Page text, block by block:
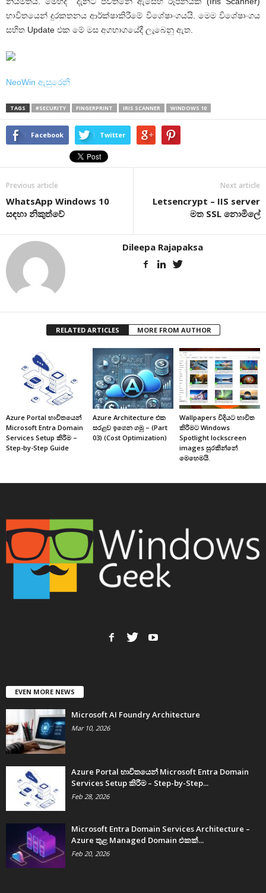
භාවිතයෙන් දුරකතනය ආර්ක්ෂාකිරීමේ විශේෂාංගයයි. මෙම විශේෂාංගය
සහිත Update එක මේ මස අගභාගයේදී ලැබෙනු ඇත.
NeoWin ඇසුරෙනි
TAGS #SECURITY FINGERPRINT IRIS SCANNER WINDOWS 10
Facebook Twitter
Previous article
WhatsApp Windows 10
සඳහා නිකුත්වේ
Next article
Letsencrypt – IIS server
මත SSL නොමිලේ
Dileepa Rajapaksa
RELATED ARTICLES MORE FROM AUTHOR
Azure Portal භාවිතයෙන්
Microsoft Entra Domain
Services Setup කිරීම –
Step-by-Step Guide
Azure Architecture එක
සරළව ඉගෙන ගමු – (Part
03) (Cost Optimization)
Wallpapers විදියට භාවිත
කිරීමට Windows
Spotlight lockscreen
images සුරකින්නේ
මෙහෙමයි.
EVEN MORE NEWS
Microsoft AI Foundry Architecture
Mar 10, 2026
Azure Portal භාවිතයෙන් Microsoft Entra Domain
Services Setup කිරීම – Step-by-Step...
Feb 28, 2026
Microsoft Entra Domain Services Architecture –
Azure තුළ Managed Domain එකක්...
Feb 20, 2026